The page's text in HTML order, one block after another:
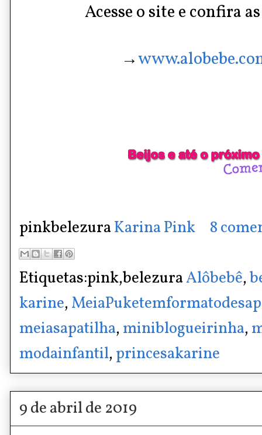
Acesse o site e confira
→
pinkbelezuraKarina Pink 8
Etiquetas:pink,belezuraAlôbebê,
karine,
meiasapatilha, miniblogueirinha,
modainfantil, princesakarine
9 de abril de 2019